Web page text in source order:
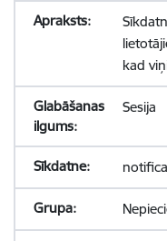
kad
Sesija